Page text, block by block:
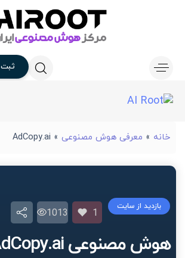
ثبت
خانه » معرفی هوش مصنوعی »
AdCopy.ai
هوش مصنوعی AdCopy.ai
بازدید از سایت
1
1013